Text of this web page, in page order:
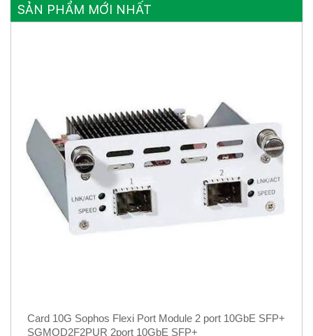
SẢN PHẨM MỚI NHẤT
Card 10G Sophos Flexi Port Module 2 port 10GbE SFP+
SGMOD2F2PUR 2port 10GbE SFP+